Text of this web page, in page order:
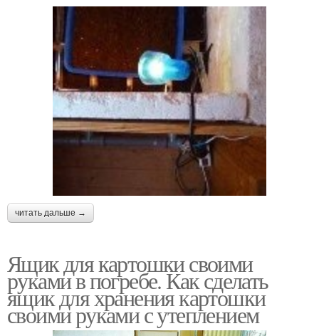
читать дальше →
Ящик для картошки своими
руками в погребе. Как сделать
ящик для хранения картошки
своими руками с утеплением